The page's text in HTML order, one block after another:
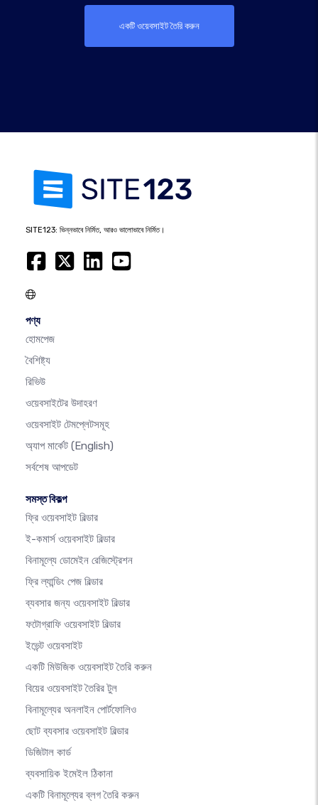
একটি ওয়েবসাইট তৈরি করুন
SITE123: ভিন্নভাবে নির্মিত, আরও ভালোভাবে নির্মিত।
পণ্য
হোমপেজ
বৈশিষ্ট্য
রিভিউ
ওয়েবসাইটের উদাহরণ
ওয়েবসাইট টেমপ্লেটসমূহ
অ্যাপ মার্কেট (English)
সর্বশেষ আপডেট
সমস্ত বিকল্প
ফ্রি ওয়েবসাইট বিল্ডার
ই-কমার্স ওয়েবসাইট বিল্ডার
বিনামূল্যে ডোমেইন রেজিস্ট্রেশন
ফ্রি ল্যান্ডিং পেজ বিল্ডার
ব্যবসার জন্য ওয়েবসাইট বিল্ডার
ফটোগ্রাফি ওয়েবসাইট বিল্ডার
ইভেন্ট ওয়েবসাইট
একটি মিউজিক ওয়েবসাইট তৈরি করুন
বিয়ের ওয়েবসাইট তৈরির টুল
বিনামূল্যের অনলাইন পোর্টফোলিও
ছোট ব্যবসার ওয়েবসাইট বিল্ডার
ডিজিটাল কার্ড
ব্যবসায়িক ইমেইল ঠিকানা
একটি বিনামূল্যের ব্লগ তৈরি করুন